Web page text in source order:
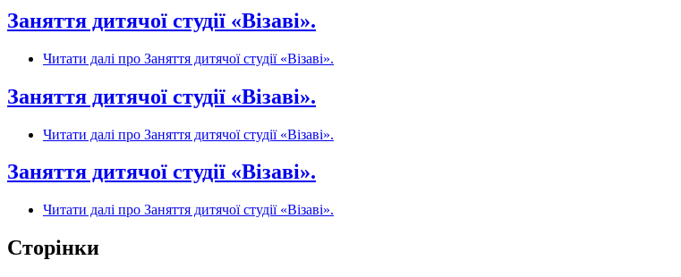
Заняття дитячої студії «Візаві».
Читати далі про Заняття дитячої студії «Візаві».
Заняття дитячої студії «Візаві».
Читати далі про Заняття дитячої студії «Візаві».
Заняття дитячої студії «Візаві».
Читати далі про Заняття дитячої студії «Візаві».
Сторінки